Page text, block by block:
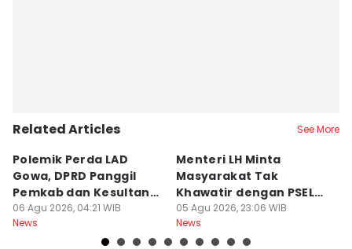
Related Articles See More
Polemik Perda LAD
Gowa, DPRD Panggil
Pemkab dan Kesultanan
Gowa
06 Agu 2026, 04:21 WIB
News
Menteri LH Minta
Masyarakat Tak
Khawatir dengan PSEL
Modern
05 Agu 2026, 23:06 WIB
News